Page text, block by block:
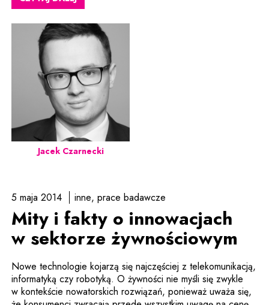
Jacek Czarnecki
5 maja 2014 inne prace badawcze
Mity i fakty o innowacjach
w sektorze żywnościowym
Nowe technologie kojarzą się najczęściej z telekomunikacją,
informatyką czy robotyką. O żywności nie myśli się zwykle
w kontekście nowatorskich rozwiązań, ponieważ uważa się,